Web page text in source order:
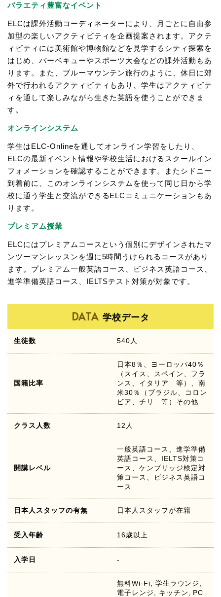
バラエティ豊富なイベント
ELCは課外活動コーディネーターにより、月ごとに自由参
加型の楽しいアクティビティを企画提案されます。アクテ
ィビティには美術館や博物館などを見学するシティ探索を
はじめ、バーベキューやスポーツ大会などの課外活動もあ
ります。また、ブルーマウンテン旅行のように、休日に郊
外で行われるアクティビティもあり、学生はアクティビテ
ィを通して楽しみながら生きた英語を使うことができま
す。
オンラインシステム
学生はELC-Onlineを通してオンライン学習をしたり、
ELCの最新イベント情報や学校生活におけるスクールイン
フォメーションを確認することができます。またシドニー
到着前に、このオンラインシステムを使って同じ日から学
校に通う学生と交流ができるELCコミュニケーションもあ
ります。
プレミアム授業
ELCにはプレミアムコースという個別にデザインされたマ
ンツーマンレッスンを週に5時間うけられるコースがあり
ます。プレミアム一般英語コース、ビジネス英語コース、
進学準備英語コース、IELTSテスト対策が対象です。
DATA 学校データ
生徒数 540人
国籍比率
日本8％、ヨーロッパ40％
（スイス、スペイン、フラ
ンス、イタリア 等）、南
米30％（ブラジル、コロン
ビア、チリ 等）その他
クラス人数 12人
開講レベル
一般英語コース、進学準備
英語コース、IELTS対策コ
ース、ケンブリッジ検定対
策コース、ビジネス英語コ
ース
日本人スタッフの有無 日本人スタッフが在籍
受入年齢 16歳以上
入学日 -
無料Wi-Fi, 学生ラウンジ,
電子レンジ, キッチン, PC